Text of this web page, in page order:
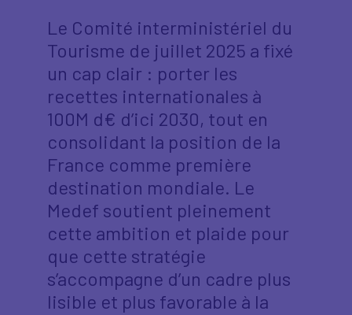
Le Comité interministériel du
Tourisme de juillet 2025 a fixé
un cap clair : porter les
recettes internationales à
100M d€ d’ici 2030, tout en
consolidant la position de la
France comme première
destination mondiale. Le
Medef soutient pleinement
cette ambition et plaide pour
que cette stratégie
s’accompagne d’un cadre plus
lisible et plus favorable à la